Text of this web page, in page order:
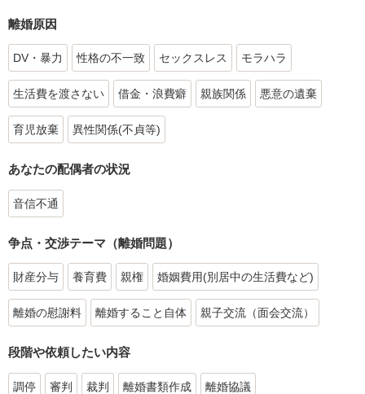
離婚原因
DV・暴力 性格の不一致 セックスレス モラハラ
生活費を渡さない 借金・浪費癖 親族関係 悪意の遺棄
育児放棄 異性関係(不貞等)
あなたの配偶者の状況
音信不通
争点・交渉テーマ（離婚問題）
財産分与 養育費 親権 婚姻費用(別居中の生活費など)
離婚の慰謝料 離婚すること自体 親子交流（面会交流）
段階や依頼したい内容
調停 審判 裁判 離婚書類作成 離婚協議